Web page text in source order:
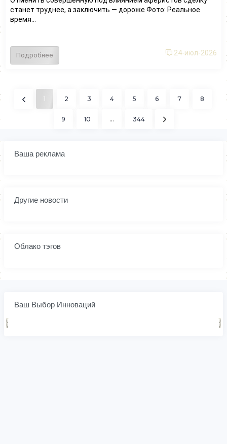
станет труднее, а заключить — дороже Фото: Реальное
время...
Подробнее 24-июл-2026
1 2 3 4 5 6 7 8
9 10 ... 344
Ваша реклама
Другие новости
Облако тэгов
Ваш Выбор Инноваций